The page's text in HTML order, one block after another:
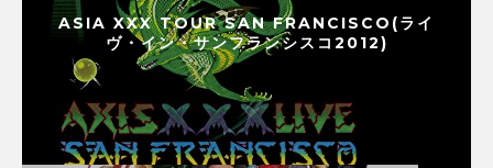
ASIA XXX TOUR SAN FRANCISCO(ライ
ヴ・イン・サンフランシスコ2012)